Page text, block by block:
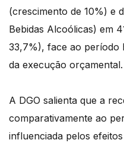
(crescimento de 10%) e
Bebidas Alcoólicas) em
33,7%), face ao período
da execução orçamental.
A DGO salienta que a
comparativamente ao
influenciada pelos